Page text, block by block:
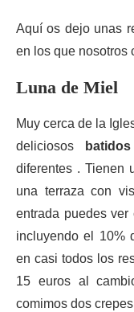
Aquí os dejo unas
en los que nosotros
Luna de Miel
Muy cerca de la
deliciosos
batidos
diferentes . Tienen
una terraza con
entrada puedes ver
incluyendo el 10%
en casi todos los
15 euros al
comimos dos